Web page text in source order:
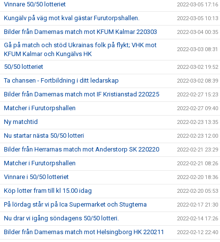
Vinnare 50/50 lotteriet 2022-03-05 17:16
Kungälv på väg mot kval gästar Furutorpshallen. 2022-03-05 10:13
Bilder från Damernas match mot KFUM Kalmar 220303 2022-03-04 00:35
Gå på match och stöd Ukrainas folk på flykt; VHK mot
KFUM Kalmar och Kungälvs HK
2022-03-03 08:31
50/50 lotteriet 2022-03-02 19:52
Ta chansen - Fortbildning i ditt ledarskap 2022-03-02 08:39
Bilder från Damernas match mot IF Kristianstad 220225 2022-02-27 15:23
Matcher i Furutorpshallen 2022-02-27 09:40
Ny matchtid 2022-02-23 13:35
Nu startar nästa 50/50 lotteri 2022-02-23 12:00
Bilder från Herrarnas match mot Anderstorp SK 220220 2022-02-21 23:29
Matcher i Furutorpshallen 2022-02-21 08:26
Vinnare i 50/50 lotteriet 2022-02-20 18:36
Köp lotter fram till kl 15.00 idag 2022-02-20 05:53
På lördag står vi på Ica Supermarket och Stugtema 2022-02-17 21:30
Nu drar vi igång söndagens 50/50 lotteri. 2022-02-14 17:26
Bilder från Damernas match mot Helsingborg HK 220211 2022-02-12 22:40